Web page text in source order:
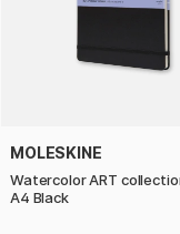
MOLESKINE
Watercolor ART
A4 Black